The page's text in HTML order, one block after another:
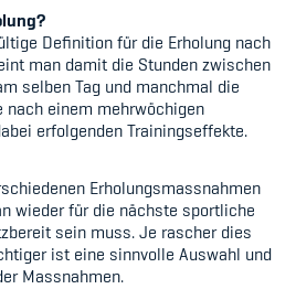
Definition für die Erholung nach
man damit die Stunden zwischen
selben Tag und manchmal die
nach einem mehrwöchigen
erfolgenden Trainingseffekte.
Erholungsmassnahmen
wieder für die nächste sportliche
sein muss. Je rascher dies
ist eine sinnvolle Auswahl und
Massnahmen.